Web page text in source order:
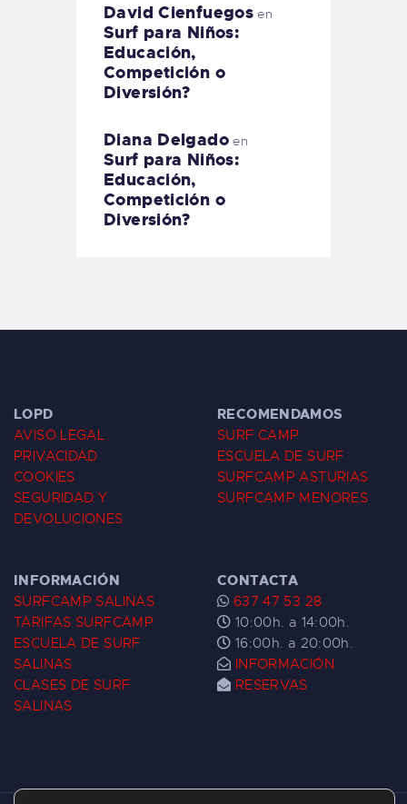
David Cienfuegos en
Surf para Niños:
Educación,
Competición o
Diversión?
Diana Delgadoen
Surf para Niños:
Educación,
Competición o
Diversión?
LOPD
AVISO LEGAL
PRIVACIDAD
COOKIES
SEGURIDAD Y
DEVOLUCIONES
RECOMENDAMOS
SURF CAMP
ESCUELA DE SURF
SURFCAMP ASTURIAS
SURFCAMP MENORES
INFORMACIÓN
SURFCAMP SALINAS
TARIFAS SURFCAMP
ESCUELA DE SURF
SALINAS
CLASES DE SURF
SALINAS
CONTACTA
637 47 53 28
10:00h. a 14:00h.
16:00h. a 20:00h.
INFORMACIÓN
RESERVAS